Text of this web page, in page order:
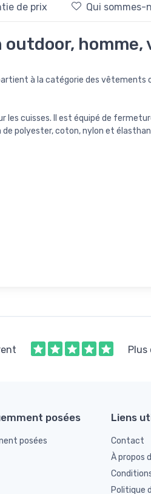
de prix Qui sommes-
outdoor, homme,
à la catégorie des
les cuisses. Il est équipé de
polyester, coton, nylon et
Plus
posées
posées
Liens
Contact
À propos
Politique